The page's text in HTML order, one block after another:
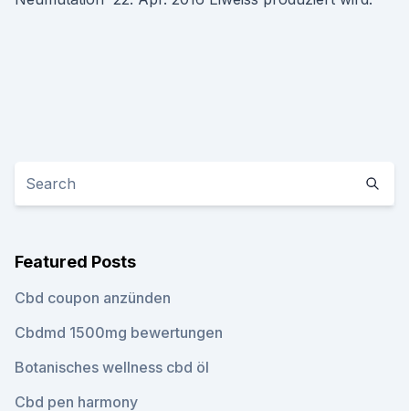
Featured Posts
Cbd coupon anzünden
Cbdmd 1500mg bewertungen
Botanisches wellness cbd öl
Cbd pen harmony